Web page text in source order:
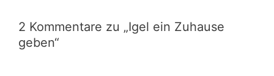
2 Kommentare zu „Igel ein Zuhause
geben“